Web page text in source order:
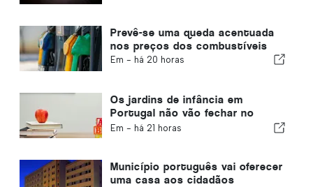
Prevê-se uma queda acentuada
nos preços dos combustíveis
Em - há 20 horas
Os jardins de infância em
Portugal não vão fechar no
distrito de Viana do Castelo
Em - há 21 horas
Município português vai oferecer
uma casa aos cidadãos